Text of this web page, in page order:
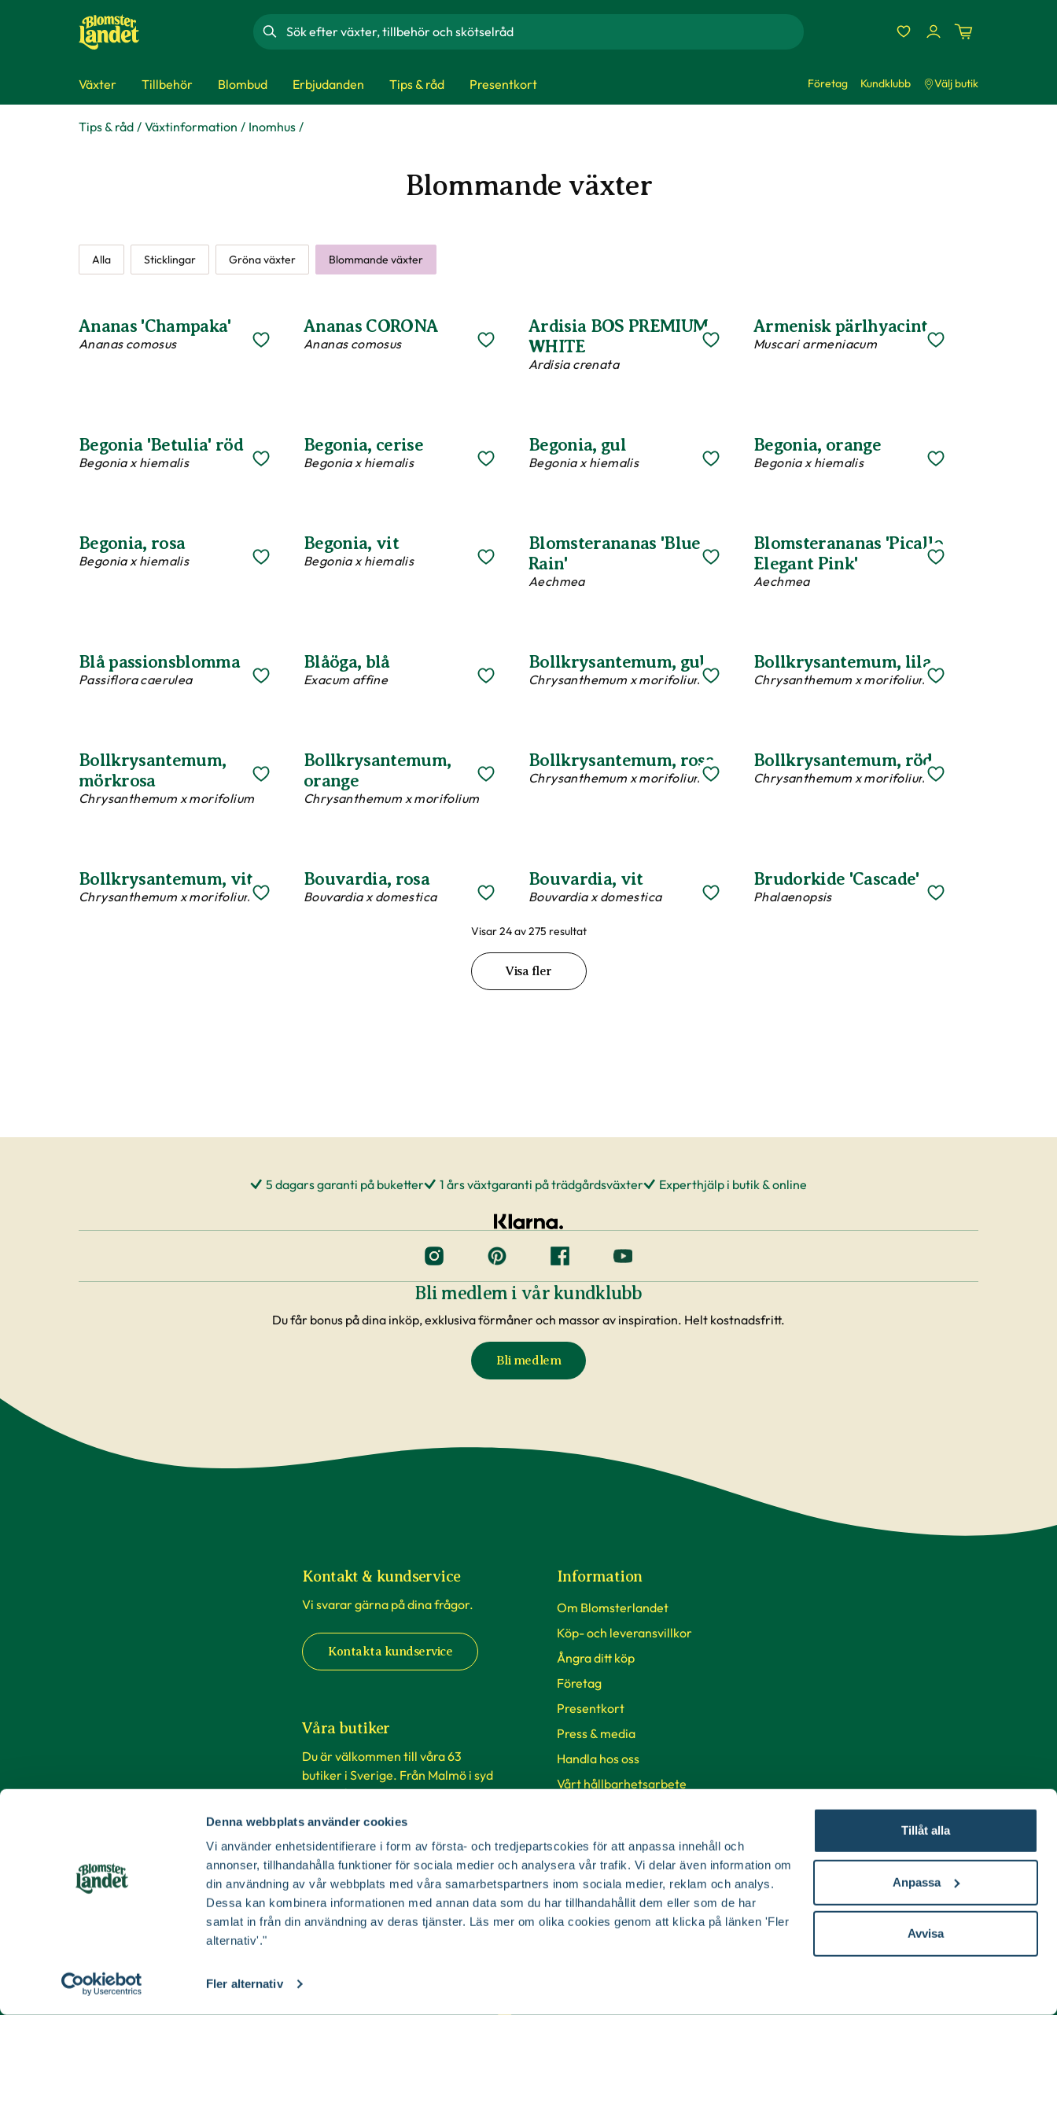
Denna webbplats använder cookies
Vi använder enhetsidentifierare i form av första- och tredjepartscokies för att anpassa innehåll och
annonser, tillhandahålla funktioner för sociala medier och analysera vår trafik. Vi delar även information om
din användning av vår webbplats med våra samarbetspartners inom sociala medier, reklam och analys.
Dessa kan kombinera informationen med annan data som du har tillhandahållit dem eller som de har
samlat in från din användning av deras tjänster. Läs mer om olika cookies genom att klicka på länken 'Fler
alternativ'."
Fler alternativ
Tillåt alla
Anpassa
Avvisa
Sök
Växter Tillbehör Blombud Erbjudanden Tips & råd Presentkort Företag Kundklubb Välj butik
Tips & råd Växtinformation Inomhus
Blommande växter
Alla Sticklingar Gröna växter Blommande växter
Ananas 'Champaka'
Ananas comosus
Ananas CORONA
Ananas comosus
Ardisia BOS PREMIUM
WHITE
Ardisia crenata
Armenisk pärlhyacint
Muscari armeniacum
Begonia 'Betulia' röd
Begonia x hiemalis
Begonia, cerise
Begonia x hiemalis
Begonia, gul
Begonia x hiemalis
Begonia, orange
Begonia x hiemalis
Begonia, rosa
Begonia x hiemalis
Begonia, vit
Begonia x hiemalis
Blomsterananas 'Blue
Rain'
Aechmea
Blomsterananas 'Picallo
Elegant Pink'
Aechmea
Blå passionsblomma
Passiflora caerulea
Blåöga, blå
Exacum affine
Bollkrysantemum, gul
Chrysanthemum x morifolium
Bollkrysantemum, lila
Chrysanthemum x morifolium
Bollkrysantemum,
mörkrosa
Chrysanthemum x morifolium
Bollkrysantemum,
orange
Chrysanthemum x morifolium
Bollkrysantemum, rosa
Chrysanthemum x morifolium
Bollkrysantemum, röd
Chrysanthemum x morifolium
Bollkrysantemum, vit
Chrysanthemum x morifolium
Bouvardia, rosa
Bouvardia x domestica
Bouvardia, vit
Bouvardia x domestica
Brudorkide 'Cascade'
Phalaenopsis
Visar 24 av 275 resultat
Visa fler
5 dagars garanti på buketter 1 års växtgaranti på trädgårdsväxter Experthjälp i butik & online
Bli medlem i vår kundklubb
Du får bonus på dina inköp, exklusiva förmåner och massor av inspiration. Helt kostnadsfritt.
Bli medlem
Kontakt & kundservice
Vi svarar gärna på dina frågor.
Kontakta kundservice
Våra butiker
Du är välkommen till våra 63
butiker i Sverige. Från Malmö i syd
till Luleå i norr.
Butiker & öppettider
Information
Om Blomsterlandet
Köp- och leveransvillkor
Ångra ditt köp
Företag
Presentkort
Press & media
Handla hos oss
Vårt hållbarhetsarbete
SKUD
Cookie-inställningar